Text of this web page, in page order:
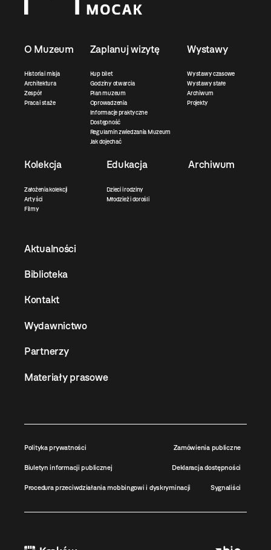
O Muzeum
Historia i misja
Architektura
Zespół
Praca i staże
Zaplanuj wizytę
Kup bilet
Godziny otwarcia
Plan muzeum
Oprowadzenia
Informacje praktyczne
Dostępność
Regulamin zwiedzania Muzeum
Jak dojechać
Wystawy
Wystawy czasowe
Wystawy stałe
Archiwum
Projekty
Kolekcja
Założenia kolekcji
Artyści
Filmy
Edukacja
Dzieci i rodziny
Młodzież i dorośli
Archiwum
Aktualności
Biblioteka
Kontakt
Wydawnictwo
Partnerzy
Materiały prasowe
Polityka prywatności Zamówienia publiczne
Biuletyn informacji publicznej Deklaracja dostępności
Procedura przeciwdziałania mobbingowi i dyskryminacji Sygnaliści